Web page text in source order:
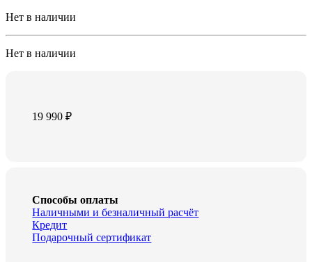
Нет в наличии
Нет в наличии
19 990₽
Способы оплаты
Наличными и безналичный расчёт
Кредит
Подарочный сертификат